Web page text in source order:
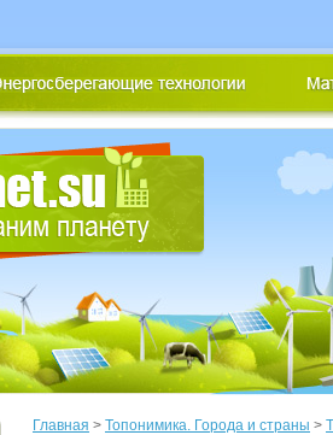
Главная > Топонимика. Города и страны > Т